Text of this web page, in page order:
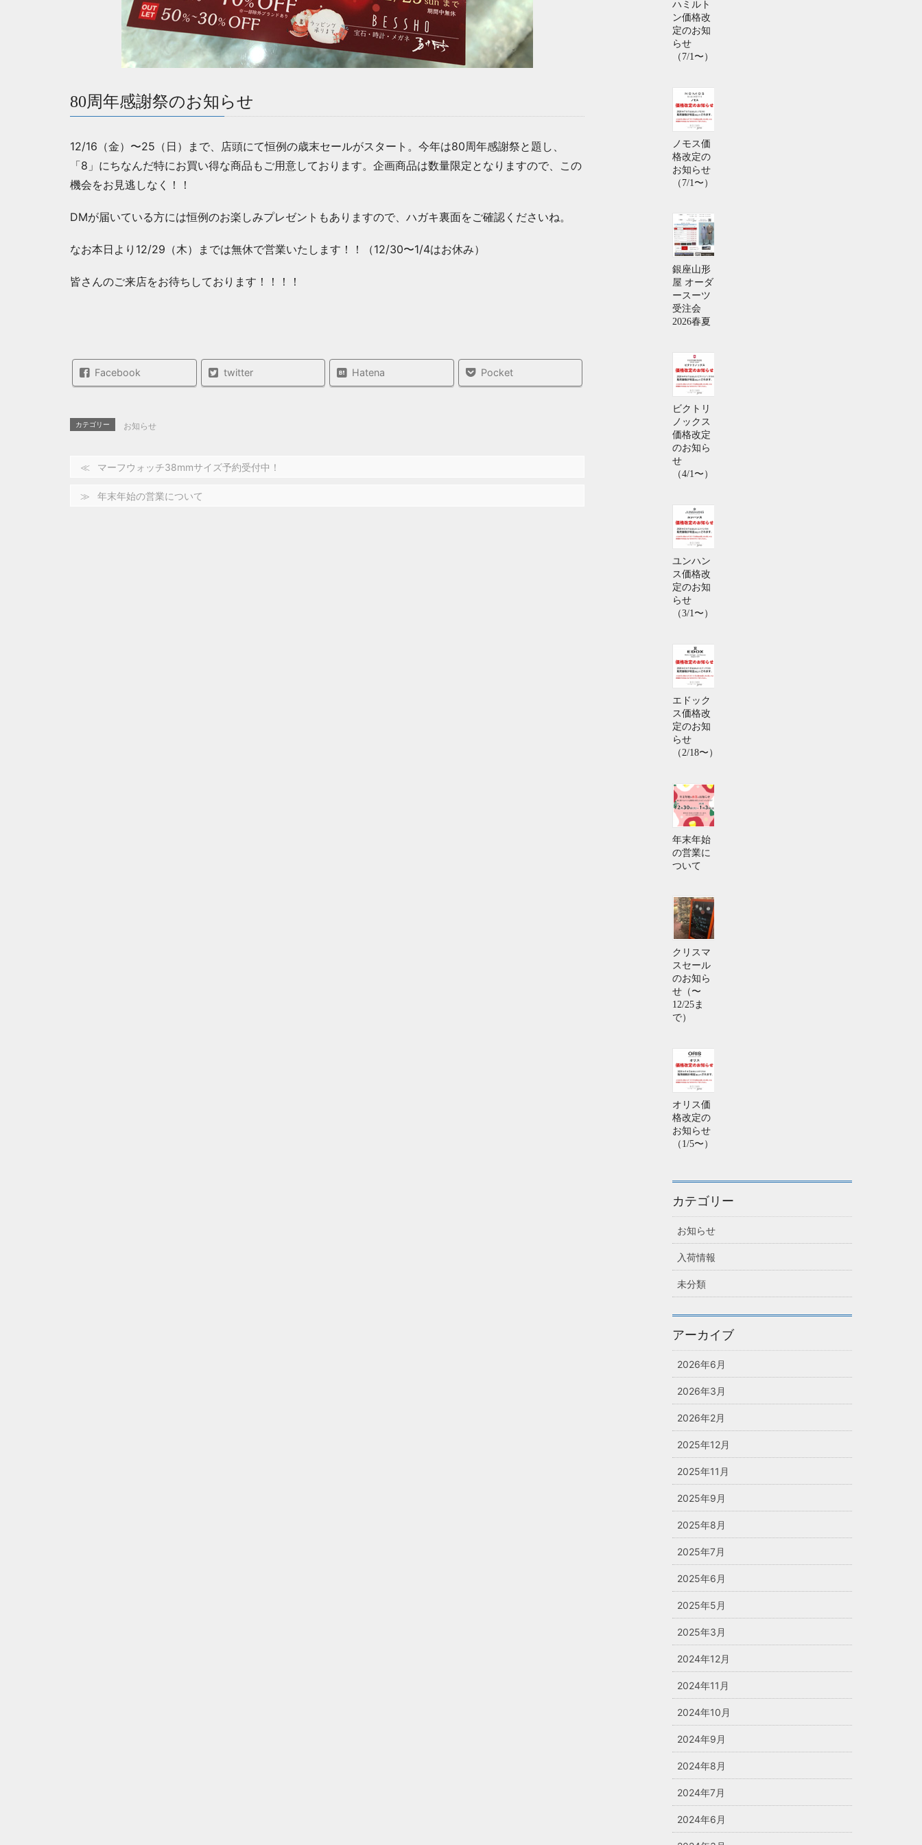
80周年感謝祭のお知らせ
12/16（金）〜25（日）まで、店頭にて恒例の歳末セールがスタート。今年は80周年感謝祭と題し、
「8」にちなんだ特にお買い得な商品もご用意しております。企画商品は数量限定となりますので、この
機会をお見逃しなく！！
DMが届いている方には恒例のお楽しみプレゼントもありますので、ハガキ裏面をご確認くださいね。
なお本日より12/29（木）までは無休で営業いたします！！（12/30〜1/4はお休み）
皆さんのご来店をお待ちしております！！！！
Facebook twitter Hatena Pocket
カテゴリー お知らせ
マーフウォッチ38mmサイズ予約受付中！
年末年始の営業について
ハミルト
ン価格改
定のお知
らせ
（7/1〜）
ノモス価
格改定の
お知らせ
（7/1〜）
銀座山形
屋 オーダ
ースーツ
受注会
2026春夏
ビクトリ
ノックス
価格改定
のお知ら
せ
（4/1〜）
ユンハン
ス価格改
定のお知
らせ
（3/1〜）
エドック
ス価格改
定のお知
らせ
（2/18〜）
年末年始
の営業に
ついて
クリスマ
スセール
のお知ら
せ（〜
12/25ま
で）
オリス価
格改定の
お知らせ
（1/5〜）
カテゴリー
お知らせ
入荷情報
未分類
アーカイブ
2026年6月
2026年3月
2026年2月
2025年12月
2025年11月
2025年9月
2025年8月
2025年7月
2025年6月
2025年5月
2025年3月
2024年12月
2024年11月
2024年10月
2024年9月
2024年8月
2024年7月
2024年6月